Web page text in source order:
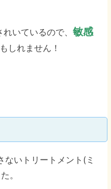
れいているので、敏感
しれません！
いトリートメント(ミ
。